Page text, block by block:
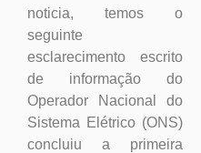
noticia, temos o
seguinte
esclarecimento escrito
de informação do
Operador Nacional do
Sistema Elétrico (ONS)
concluiu a primeira